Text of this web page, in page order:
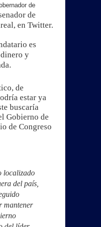
de
de
en Twitter.
es
y
de
estar ya
buscaría
Gobierno de
de Congreso
localizado
del país,
mantener